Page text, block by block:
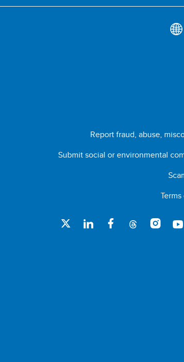
Report fraud, abuse,
Submit social or environmental